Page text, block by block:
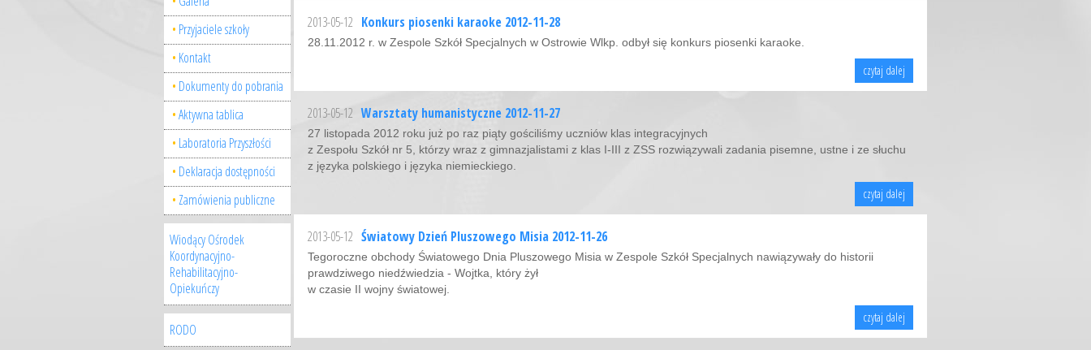
Przyjaciele szkoły
Kontakt
Dokumenty do pobrania
Aktywna tablica
Laboratoria Przyszłości
Deklaracja dostępności
Zamówienia publiczne
Wiodący Ośrodek
Koordynacyjno-
Rehabilitacyjno-
Opiekuńczy
RODO
2013-05-12 Konkurs piosenki karaoke 2012-11-28
28.11.2012 r. w Zespole Szkół Specjalnych w Ostrowie Wlkp. odbył się konkurs piosenki karaoke.
czytaj dalej
2013-05-12 Warsztaty humanistyczne 2012-11-27
27 listopada 2012 roku już po raz piąty gościliśmy uczniów klas integracyjnych
z Zespołu Szkół nr 5, którzy wraz z gimnazjalistami z klas I-III z ZSS rozwiązywali zadania pisemne, ustne i ze słuchu
z języka polskiego i języka niemieckiego.
czytaj dalej
2013-05-12 Światowy Dzień Pluszowego Misia 2012-11-26
Tegoroczne obchody Światowego Dnia Pluszowego Misia w Zespole Szkół Specjalnych nawiązywały do historii
prawdziwego niedźwiedzia - Wojtka, który żył
w czasie II wojny światowej.
czytaj dalej